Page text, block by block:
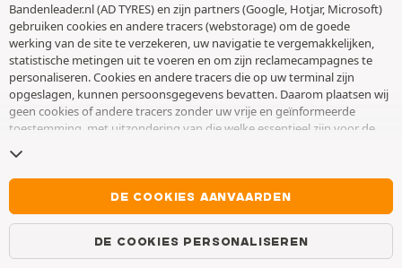
Bandenleader.nl (AD TYRES) en zijn partners (Google, Hotjar, Microsoft)
gebruiken cookies en andere tracers (webstorage) om de goede
werking van de site te verzekeren, uw navigatie te vergemakkelijken,
statistische metingen uit te voeren en om zijn reclamecampagnes te
personaliseren. Cookies en andere tracers die op uw terminal zijn
opgeslagen, kunnen persoonsgegevens bevatten. Daarom plaatsen wij
geen cookies of andere tracers zonder uw vrije en geïnformeerde
toestemming, met uitzondering van die welke essentieel zijn voor de
toestemming op elk moment intrekken door naar de pagina over
cookies en andere tracerste gaan. U kunt ervoor kiezen om verder te
surfen zonder het deponeren van cookies of andere tracers te
aanvaarden. Weigering verhindert de toegang tot diensten niet AD
TYRES. Voor meer informatie,
DE COOKIES AANVAARDEN
DE COOKIES PERSONALISEREN